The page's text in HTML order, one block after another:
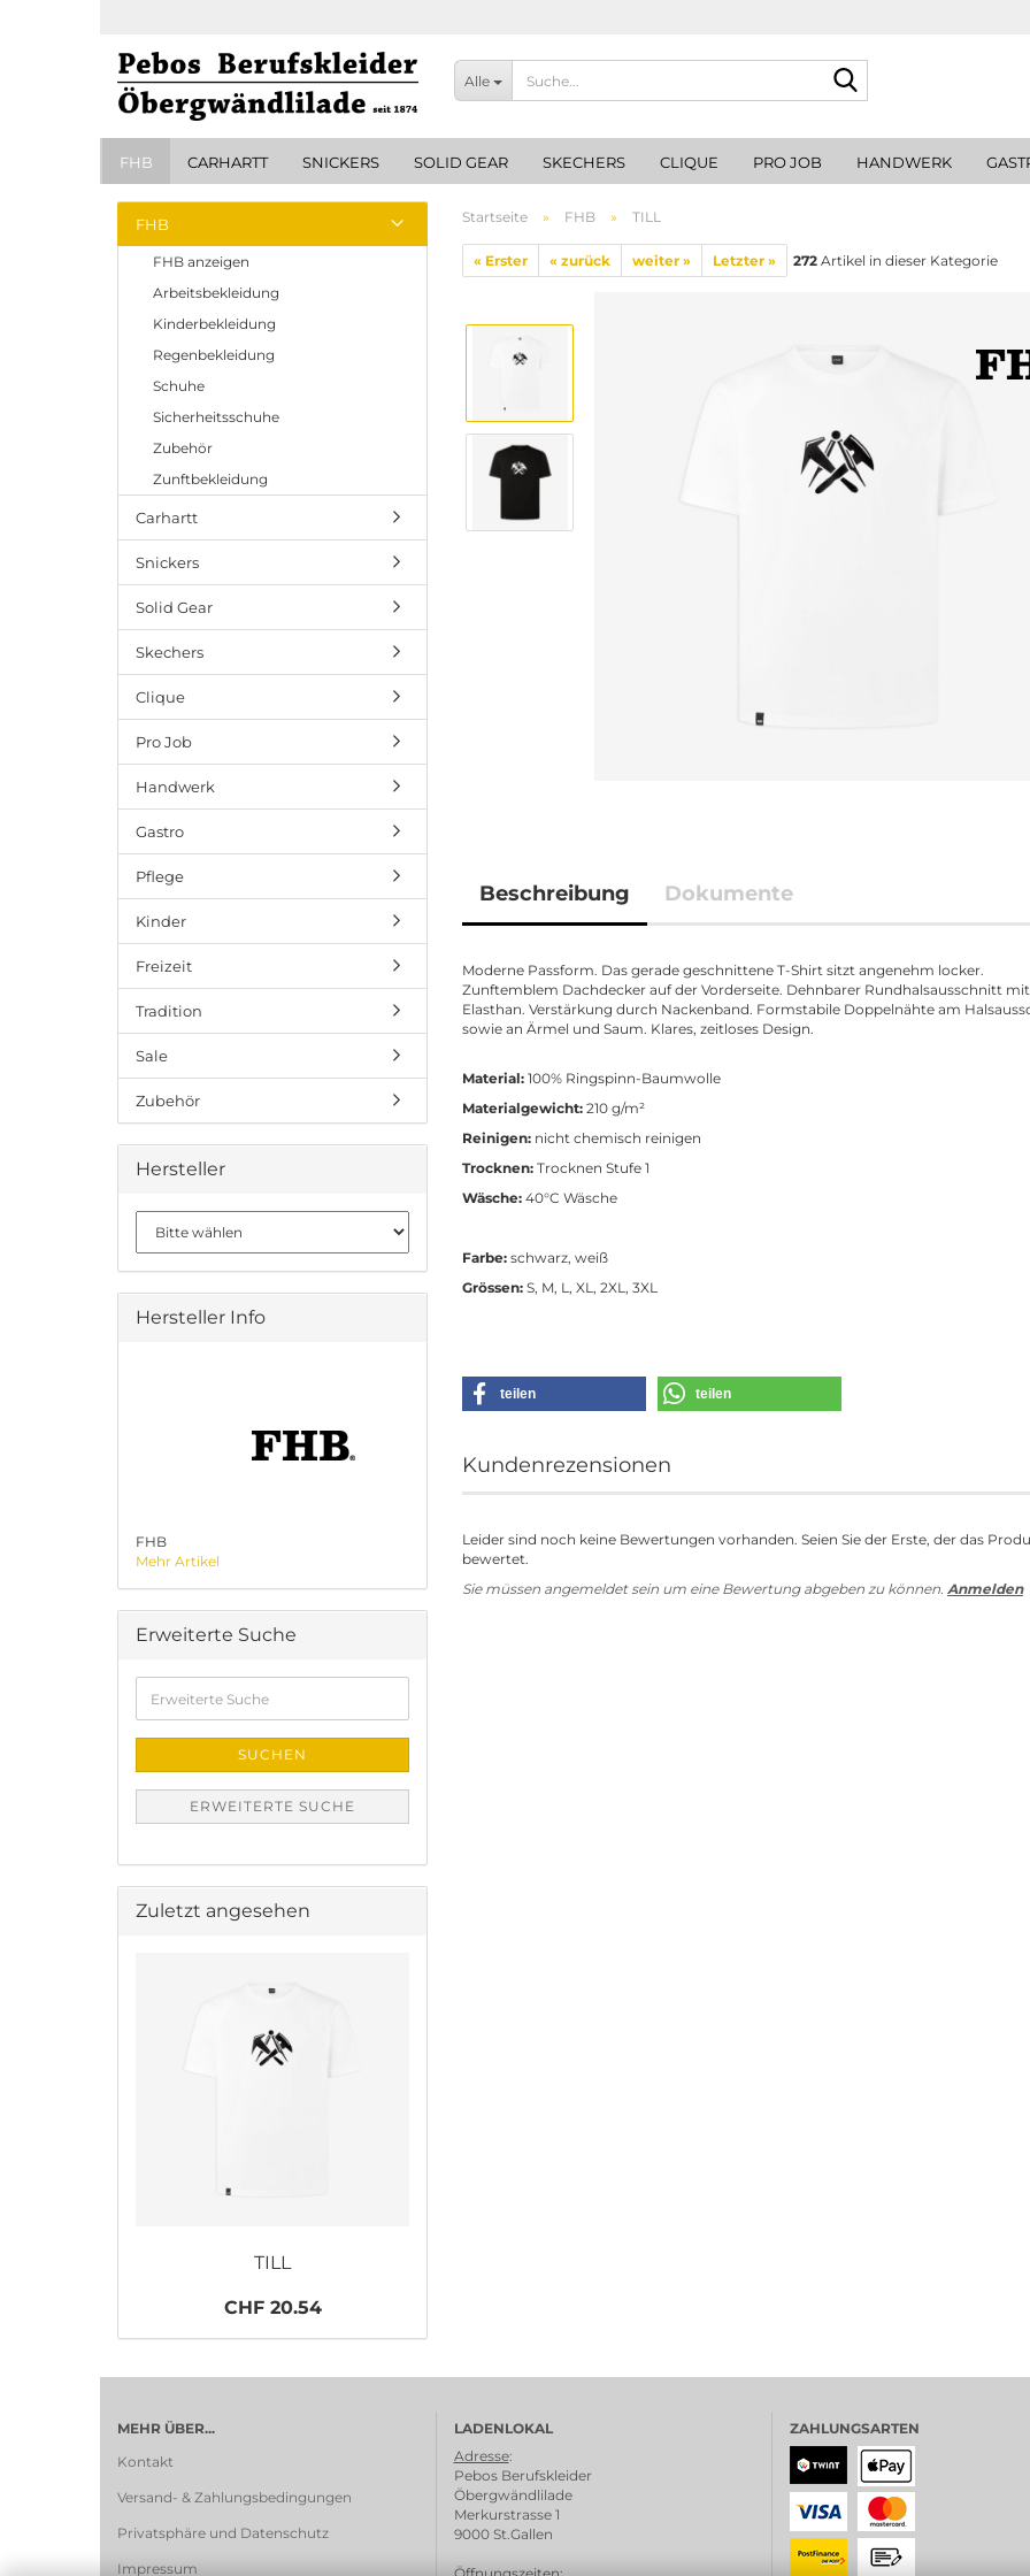
Alle
FHB CARHARTT SNICKERS SOLID GEAR SKECHERS CLIQUE PRO JOB HANDWERK
Startseite » FHB » TILL
« Erster « zurück weiter » Letzter » 272 Artikel in dieser Kategorie
Beschreibung Dokumente
Moderne Passform. Das gerade geschnittene T-Shirt sitzt angenehm locker.
Zunftemblem Dachdecker auf der Vorderseite. Dehnbarer Rundhalsausschnitt mit
Elasthan. Verstärkung durch Nackenband. Formstabile Doppelnähte am
sowie an Ärmel und Saum. Klares, zeitloses Design.
Material: 100% Ringspinn-Baumwolle
Materialgewicht: 210 g/m²
Reinigen: nicht chemisch reinigen
Trocknen: Trocknen Stufe 1
Wäsche: 40°C Wäsche
Farbe: schwarz, weiß
Grössen: S, M, L, XL, 2XL, 3XL
teilen teilen
Kundenrezensionen
Leider sind noch keine Bewertungen vorhanden. Seien Sie der Erste, der das
bewertet.
Sie müssen angemeldet sein um eine Bewertung abgeben zu können. Anmelden
FHB
FHB anzeigen
Arbeitsbekleidung
Kinderbekleidung
Regenbekleidung
Schuhe
Sicherheitsschuhe
Zubehör
Zunftbekleidung
Carhartt
Snickers
Solid Gear
Skechers
Clique
Pro Job
Handwerk
Gastro
Pflege
Kinder
Freizeit
Tradition
Sale
Zubehör
Hersteller
Hersteller Info
FHB
Mehr Artikel
Erweiterte Suche
Suche
SUCHEN
ERWEITERTE SUCHE
Zuletzt angesehen
TILL
CHF 20.54
MEHR ÜBER...
Kontakt
Versand- & Zahlungsbedingungen
Privatsphäre und Datenschutz
Impressum
LADENLOKAL
Adresse:
Pebos Berufskleider
Öbergwändlilade
Merkurstrasse 1
9000 St.Gallen
ZAHLUNGSARTEN